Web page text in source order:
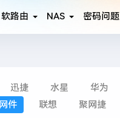
软路由 NAS 密码问题
迅捷 水星 华为
网件 联想 聚网捷